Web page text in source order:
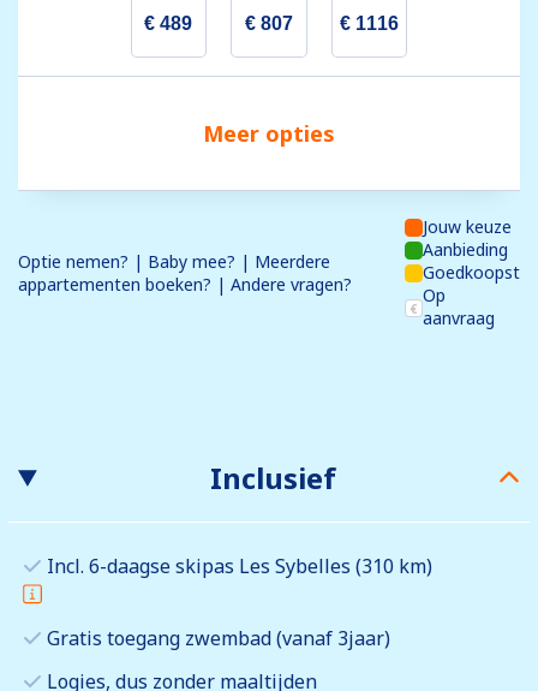
€ 489 € 807 € 1116
Meer opties
Optie nemen? | Baby mee? | Meerdere
appartementen boeken? | Andere vragen?
Jouw keuze
Aanbieding
Goedkoopst
Op
aanvraag
Inclusief
Incl. 6-daagse skipas Les Sybelles (310 km)
Gratis toegang zwembad (vanaf 3jaar)
Logies, dus zonder maaltijden